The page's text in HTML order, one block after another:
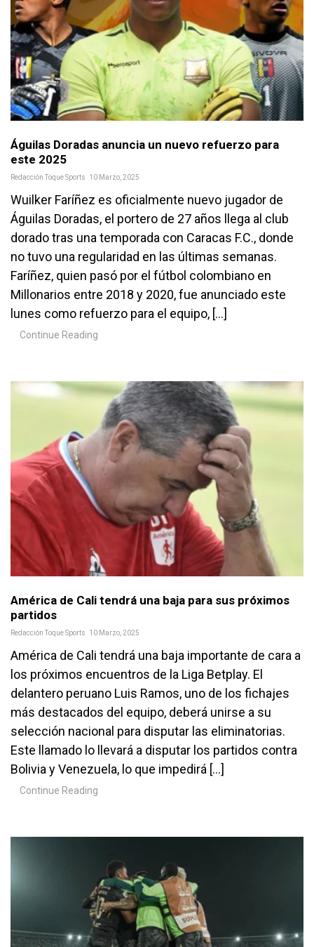
Águilas Doradas anuncia un nuevo refuerzo para
este 2025
Redacción Toque Sports 10 Marzo, 2025
Wuilker Faríñez es oficialmente nuevo jugador de
Águilas Doradas, el portero de 27 años llega al club
dorado tras una temporada con Caracas F.C., donde
no tuvo una regularidad en las últimas semanas.
Faríñez, quien pasó por el fútbol colombiano en
Millonarios entre 2018 y 2020, fue anunciado este
lunes como refuerzo para el equipo, […]
Continue Reading
América de Cali tendrá una baja para sus próximos
partidos
Redacción Toque Sports 10 Marzo, 2025
América de Cali tendrá una baja importante de cara a
los próximos encuentros de la Liga Betplay. El
delantero peruano Luis Ramos, uno de los fichajes
más destacados del equipo, deberá unirse a su
selección nacional para disputar las eliminatorias.
Este llamado lo llevará a disputar los partidos contra
Bolivia y Venezuela, lo que impedirá […]
Continue Reading